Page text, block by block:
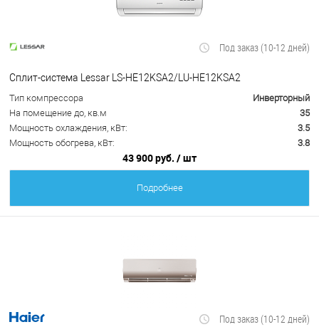
Под заказ (10-12 дней)
Сплит-система Lessar LS-HE12KSA2/LU-HE12KSA2
Тип компрессора
Инверторный
На помещение до, кв.м
35
Мощность охлаждения, кВт:
3.5
Мощность обогрева, кВт:
3.8
43 900 руб. / шт
Подробнее
Под заказ (10-12 дней)